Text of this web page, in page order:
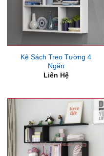
Kệ Sách Treo Tường 4
Ngăn
Liên Hệ